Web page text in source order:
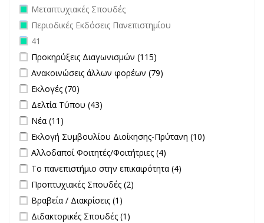
Remove Μεταπτυχιακές Σπουδές filter
Μεταπτυχιακές Σπουδές
Remove Περιοδικές Εκδόσεις Πανεπιστημίου filter
Περιοδικές Εκδόσεις Πανεπιστημίου
Remove 41 filter
41
Apply Προκηρύξεις Διαγωνισμών filter
Προκηρύξεις Διαγωνισμών (115)
Apply Ανακοινώσεις άλλων φορέων filter
Ανακοινώσεις άλλων φορέων (79)
Apply Εκλογές filter
Εκλογές (70)
Apply Δελτία Τύπου filter
Δελτία Τύπου (43)
Apply Νέα filter
Νέα (11)
Apply Εκλογή Συμβουλίου Διοίκησης-Πρύτανη filter
Εκλογή Συμβουλίου Διοίκησης-Πρύτανη (10)
Apply Αλλοδαποί Φοιτητές/Φοιτήτριες filter
Αλλοδαποί Φοιτητές/Φοιτήτριες (4)
filter
Apply Το πανεπιστήμιο στην επικαιρότητα filter
Το πανεπιστήμιο στην επικαιρότητα (4)
Apply Προπτυχιακές Σπουδές filter
Προπτυχιακές Σπουδές (2)
Apply Βραβεία / Διακρίσεις filter
Βραβεία / Διακρίσεις (1)
Apply Διδακτορικές Σπουδές filter
Διδακτορικές Σπουδές (1)